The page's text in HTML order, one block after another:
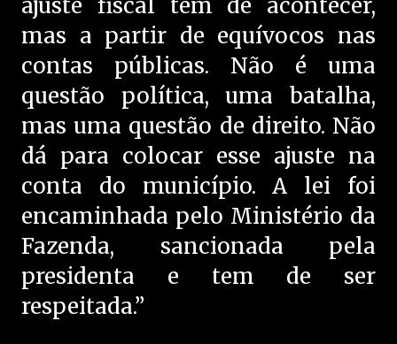
mas a partir de equívocos nas
contas públicas. Não é uma
questão política, uma batalha,
mas uma questão de direito. Não
dá para colocar esse ajuste na
conta do município. A lei foi
encaminhada pelo Ministério da
Fazenda, sancionada pela
presidenta e tem de ser
respeitada.”